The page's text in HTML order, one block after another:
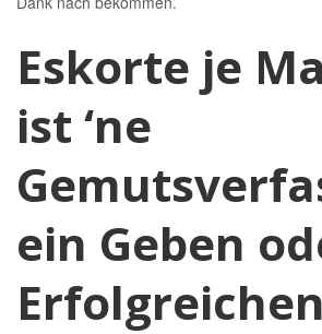
Eskorte je
ist ‘ne
ein Geben
Erfolgreichen